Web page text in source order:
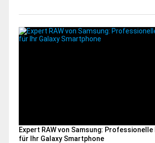
Expert RAW von Samsung:
für Ihr Galaxy Smartphone